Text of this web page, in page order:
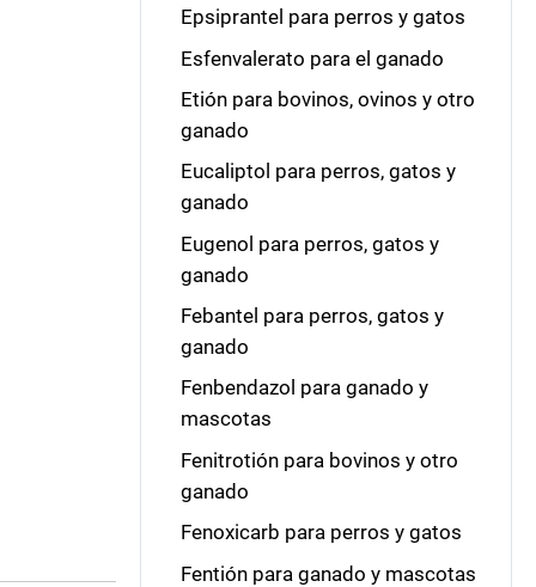
Epsiprantel para perros y gatos
Esfenvalerato para el ganado
Etión para bovinos, ovinos y otro
ganado
Eucaliptol para perros, gatos y
ganado
Eugenol para perros, gatos y
ganado
Febantel para perros, gatos y
ganado
Fenbendazol para ganado y
mascotas
Fenitrotión para bovinos y otro
ganado
Fenoxicarb para perros y gatos
Fentión para ganado y mascotas